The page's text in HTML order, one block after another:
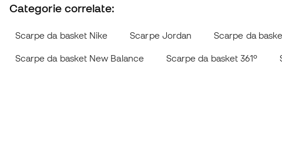
Categorie correlate:
Scarpe da basket Nike Scarpe Jordan Scarpe da
Scarpe da basket New Balance Scarpe da basket 361º